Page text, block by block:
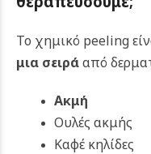
Το χημικό peeling
μια σειράαπό
Ακμή
Ουλές ακμής
Καφέ κηλίδες